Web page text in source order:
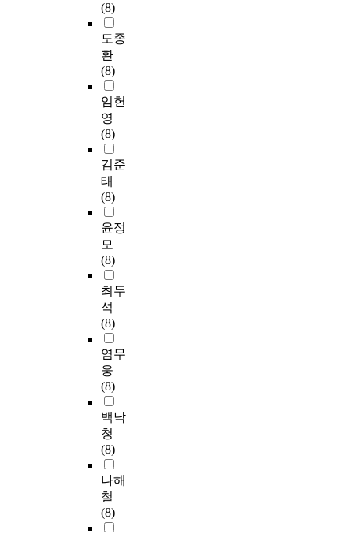
(8)
도종
환
(8)
임헌
영
(8)
김준
태
(8)
윤정
모
(8)
최두
석
(8)
염무
웅
(8)
백낙
청
(8)
나해
철
(8)